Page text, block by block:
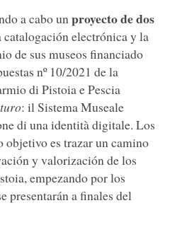
a cabo unproyecto de dos
electrónica y la
de sus museos financiado
nº 10/2021 de la
di Pistoia e Pescia
: il Sistema Museale
di una identità digitale. Los
objetivo es trazar un camino
y valorización de los
empezando por los
presentarán a finales del